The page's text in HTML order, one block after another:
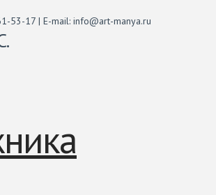
53-17 | E-mail: info@art-manya.ru